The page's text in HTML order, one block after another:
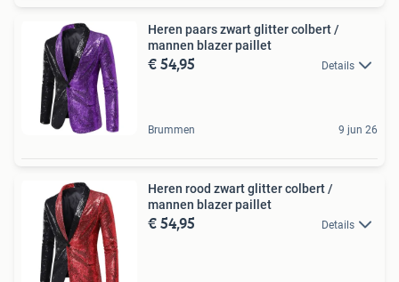
Heren paars zwart glitter colbert /
mannen blazer paillet
€ 54,95 Details
Brummen 9 jun 26
Heren rood zwart glitter colbert /
mannen blazer paillet
€ 54,95 Details